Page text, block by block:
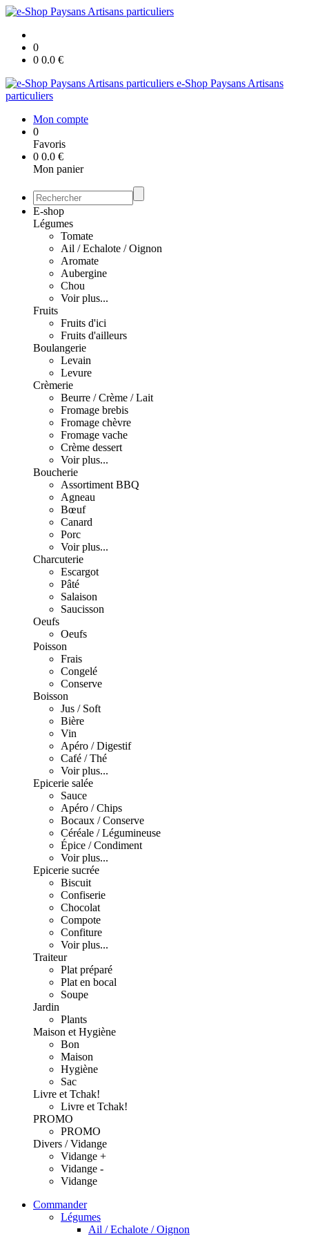
0
0 0.0 €
e-Shop Paysans Artisans
particuliers
Mon compte
0
Favoris
0 0.0 €
Mon panier
E-shop
Légumes
Tomate
Ail / Echalote / Oignon
Aromate
Aubergine
Chou
Voir plus...
Fruits
Fruits d'ici
Fruits d'ailleurs
Boulangerie
Levain
Levure
Crèmerie
Beurre / Crème / Lait
Fromage brebis
Fromage chèvre
Fromage vache
Crème dessert
Voir plus...
Boucherie
Assortiment BBQ
Agneau
Bœuf
Canard
Porc
Voir plus...
Charcuterie
Escargot
Pâté
Salaison
Saucisson
Oeufs
Oeufs
Poisson
Frais
Congelé
Conserve
Boisson
Jus / Soft
Bière
Vin
Apéro / Digestif
Café / Thé
Voir plus...
Epicerie salée
Sauce
Apéro / Chips
Bocaux / Conserve
Céréale / Légumineuse
Épice / Condiment
Voir plus...
Epicerie sucrée
Biscuit
Confiserie
Chocolat
Compote
Confiture
Voir plus...
Traiteur
Plat préparé
Plat en bocal
Soupe
Jardin
Plants
Maison et Hygiène
Bon
Maison
Hygiène
Sac
Livre et Tchak!
Livre et Tchak!
PROMO
PROMO
Divers / Vidange
Vidange +
Vidange -
Vidange
Commander
Légumes
Ail / Echalote / Oignon